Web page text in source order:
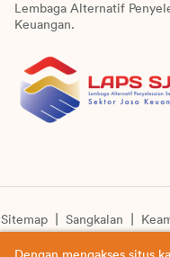
Lembaga Alternatif
Keuangan.
Sitemap Sangkalan